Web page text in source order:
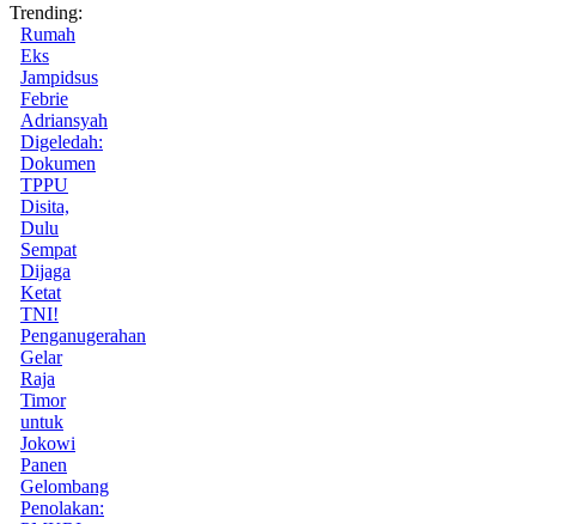
Trending:
Rumah
Eks
Jampidsus
Febrie
Adriansyah
Digeledah:
Dokumen
TPPU
Disita,
Dulu
Sempat
Dijaga
Ketat
TNI!
Penganugerahan
Gelar
Raja
Timor
untuk
Jokowi
Panen
Gelombang
Penolakan: